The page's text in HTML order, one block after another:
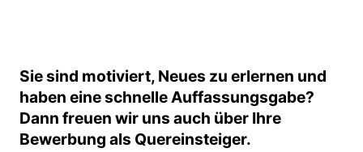
Sie sind motiviert, Neues zu erlernen und
haben eine schnelle Auffassungsgabe?
Dann freuen wir uns auch über Ihre
Bewerbung als Quereinsteiger.